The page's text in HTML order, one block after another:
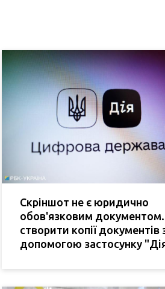
Скріншот не є юридично
обов'язковим
створити копії документів
допомогою застосунку